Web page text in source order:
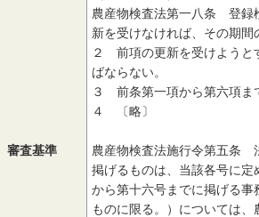
審査基準
農産物検査法第一八条 登録
新を受けなければ、その期間
２ 前項の更新を受けようと
ばならない。
３ 前条第一項から第六項ま
４ 〔略〕
農産物検査法施行令第五条
掲げるものは、当該各号に
から第十六号までに掲げる
ものに限る。）については、